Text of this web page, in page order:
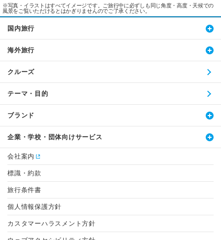
※写真・イラストはすべてイメージです。ご旅行中に必ずしも同じ角度・高度・天候での
風景をご覧いただけるとはかぎりませんのでご了承ください。
国内旅行
海外旅行
クルーズ
テーマ・目的
ブランド
企業・学校・団体向けサービス
会社案内
標識・約款
旅行条件書
個人情報保護方針
カスタマーハラスメント方針